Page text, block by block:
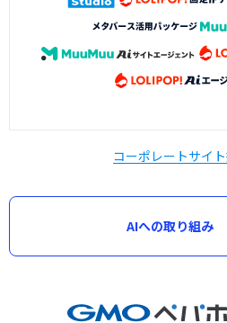
コーポレートサイト
AIへの取り組み